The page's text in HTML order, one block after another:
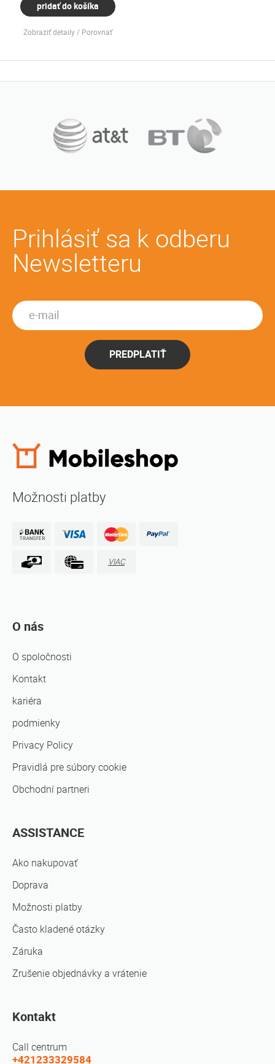
pridať do košíka
Zobraziť detaily Porovnať
Prihlásiť sa k odberu
Newsletteru
PREDPLATIŤ
Možnosti platby
VIAC
O nás
O spoločnosti
Kontakt
kariéra
podmienky
Privacy Policy
Pravidlá pre súbory cookie
Obchodní partneri
ASSISTANCE
Ako nakupovať
Doprava
Možnosti platby
Často kladené otázky
Záruka
Zrušenie objednávky a vrátenie
Kontakt
Call centrum
+421233329584